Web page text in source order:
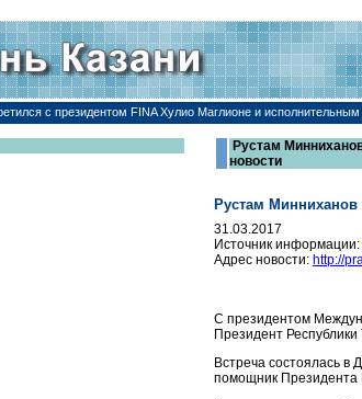
с президентом FINA Хулио Маглионе и
Рустам
новости
Рустам Минниханов
31.03.2017
Источник информации:
Адрес новости: http://
С президентом
Президент
Встреча состоялась в
помощник Президента